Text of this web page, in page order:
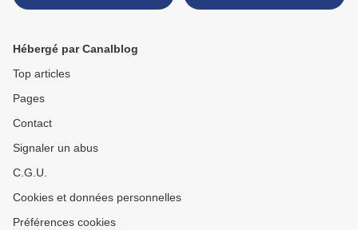
Hébergé par Canalblog
Top articles
Pages
Contact
Signaler un abus
C.G.U.
Cookies et données personnelles
Préférences cookies